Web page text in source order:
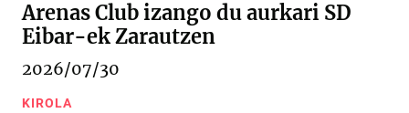
Arenas Club izango du aurkari SD
Eibar-ek Zarautzen
2026/07/30
KIROLA